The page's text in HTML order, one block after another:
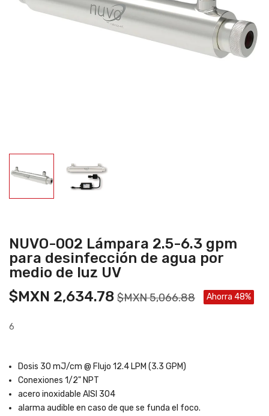
NUVO-002 Lámpara 2.5-6.3 gpm
para desinfección de agua por
medio de luz UV
$MXN 2,634.78 $MXN 5,066.88 Ahorra 48%
6
Dosis 30 mJ/cm @ Flujo 12.4 LPM (3.3 GPM)
Conexiones 1/2" NPT
acero inoxidable AISI 304
alarma audible en caso de que se funda el foco.